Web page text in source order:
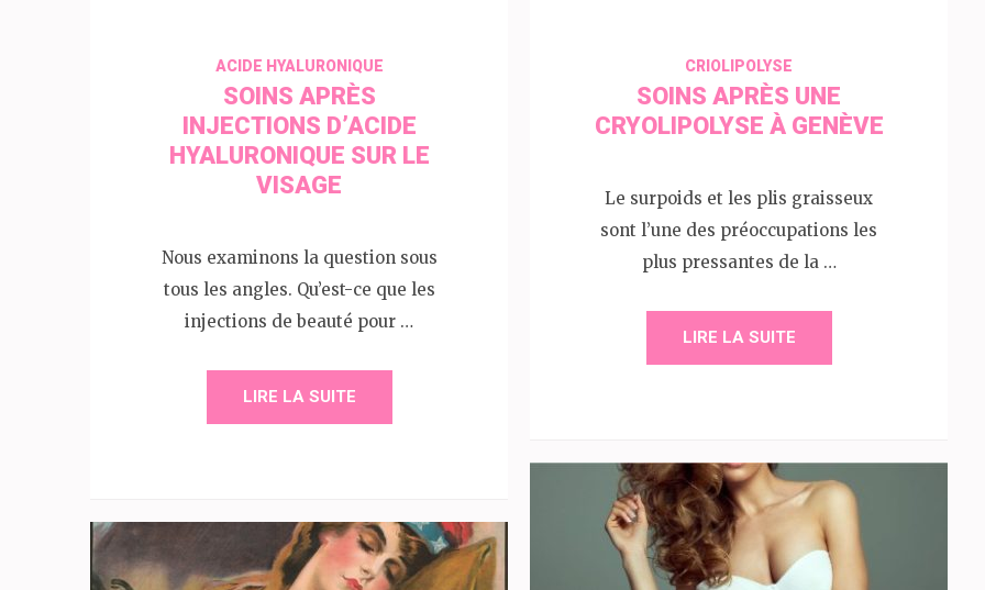
ACIDE HYALURONIQUE
SOINS APRÈS
INJECTIONS D’ACIDE
HYALURONIQUE SUR LE
VISAGE
Nous examinons la question sous
tous les angles. Qu’est-ce que les
injections de beauté pour …
LIRE LA SUITE
CRIOLIPOLYSE
SOINS APRÈS UNE
CRYOLIPOLYSE À GENÈVE
Le surpoids et les plis graisseux
sont l’une des préoccupations les
plus pressantes de la …
LIRE LA SUITE